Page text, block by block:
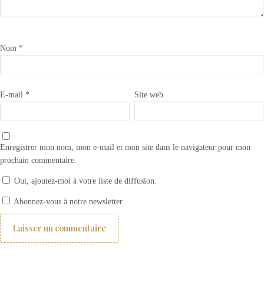
Nom *
E-mail * Site web
Enregistrer mon nom, mon e-mail et mon site dans le navigateur pour mon
prochain commentaire.
Oui, ajoutez-moi à votre liste de diffusion.
Abonnez-vous à notre newsletter